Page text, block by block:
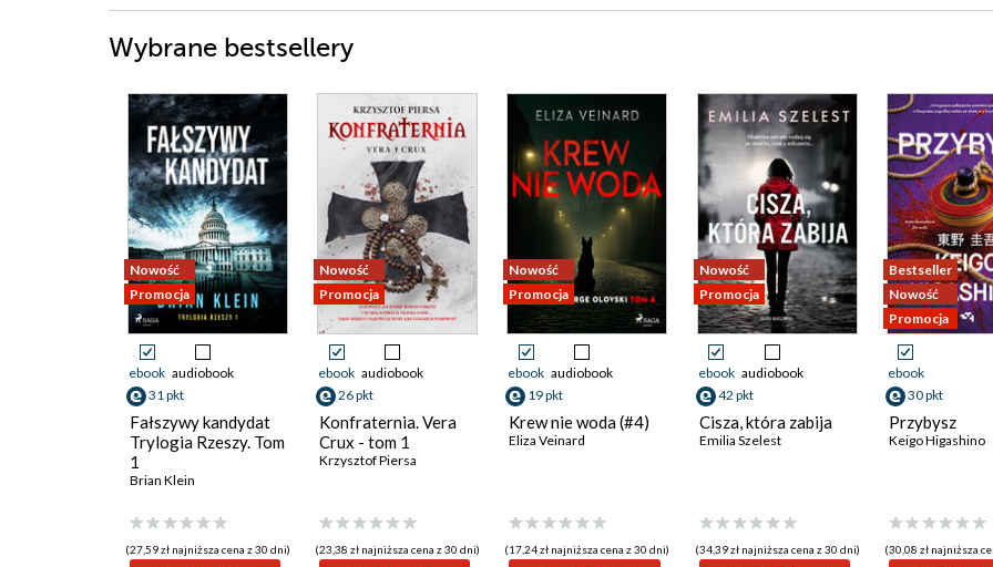
Wybrane bestsellery
Nowość
Promocja
ebook audiobook
31 pkt
Fałszywy kandydat
Trylogia Rzeszy. Tom
1
Brian Klein
(27,59 zł najniższa cena z 30 dni)
Nowość
Promocja
ebook audiobook
26 pkt
Konfraternia. Vera
Crux - tom 1
Krzysztof Piersa
(23,38 zł najniższa cena z 30 dni)
Nowość
Promocja
ebook audiobook
19 pkt
Krew nie woda (#4)
Eliza Veinard
(17,24 zł najniższa cena z 30 dni)
Nowość
Promocja
ebook audiobook
42 pkt
Cisza, która zabija
Emilia Szelest
(34,39 zł najniższa cena z 30 dni)
Bestseller
Nowość
Promocja
ebook
30 pkt
Przybysz
Keigo Higashino
(30,08 zł najniższa